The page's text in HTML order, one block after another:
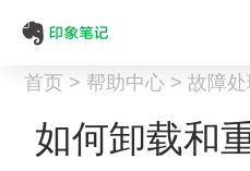
首页 > 帮助中心 > 故障
如何卸载和